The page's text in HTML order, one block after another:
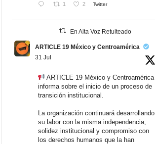
1 2 Twitter
En Alta Voz Retuiteado
ARTICLE 19 México y Centroamérica
31 Jul
ARTICLE 19 México y Centroamérica
informa sobre el inicio de un proceso de
transición institucional.
La organización continuará desarrollando
su labor con la misma independencia,
solidez institucional y compromiso con
los derechos humanos que la han